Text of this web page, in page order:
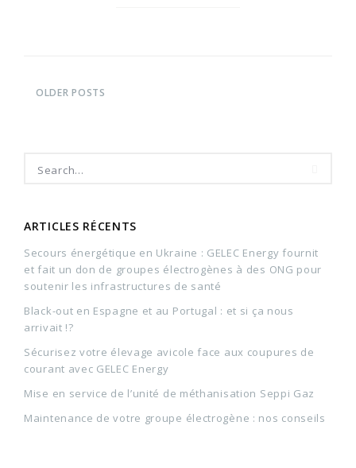
OLDER POSTS
ARTICLES RÉCENTS
Secours énergétique en Ukraine : GELEC Energy fournit
et fait un don de groupes électrogènes à des ONG pour
soutenir les infrastructures de santé
Black-out en Espagne et au Portugal : et si ça nous
arrivait !?
Sécurisez votre élevage avicole face aux coupures de
courant avec GELEC Energy
Mise en service de l’unité de méthanisation Seppi Gaz
Maintenance de votre groupe électrogène : nos conseils